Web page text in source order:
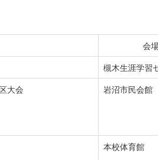
会
槻木生涯学習
大会
岩沼市民会館
本校体育館